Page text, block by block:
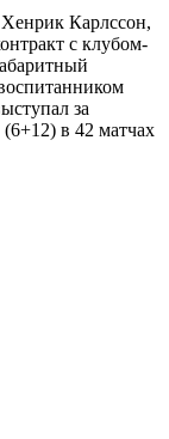
Карлссон,
с клубом-
за
в 42 матчах